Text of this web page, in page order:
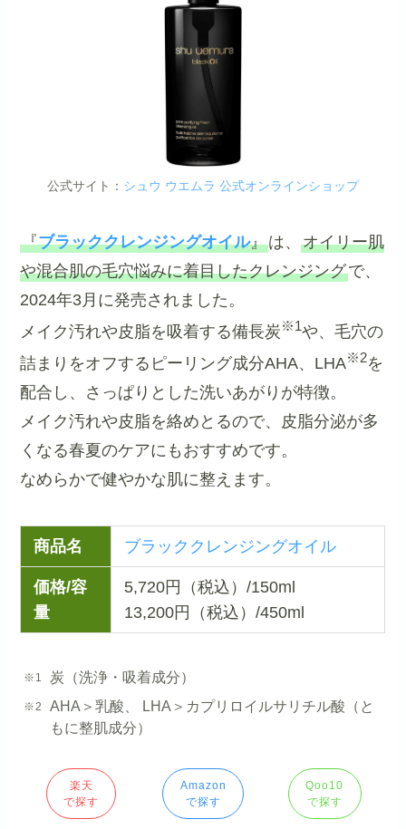
公式サイト： シュウ ウエムラ 公式オンラインショップ
『ブラッククレンジングオイル』は、オイリー肌
や混合肌の毛穴悩みに着目したクレンジングで、
2024年3月に発売されました。
メイク汚れや皮脂を吸着する備長炭※1や、毛穴の
詰まりをオフするピーリング成分AHA、LHA※2を
配合し、さっぱりとした洗いあがりが特徴。
メイク汚れや皮脂を絡めとるので、皮脂分泌が多
くなる春夏のケアにもおすすめです。
なめらかで健やかな肌に整えます。
商品名 ブラッククレンジングオイル
価格/容
量
5,720円（税込）/150ml
13,200円（税込）/450ml
炭（洗浄・吸着成分）
AHA＞乳酸、 LHA＞カプリロイルサリチル酸（と
もに整肌成分）
楽天
で探す
Amazon
で探す
Qoo10
で探す